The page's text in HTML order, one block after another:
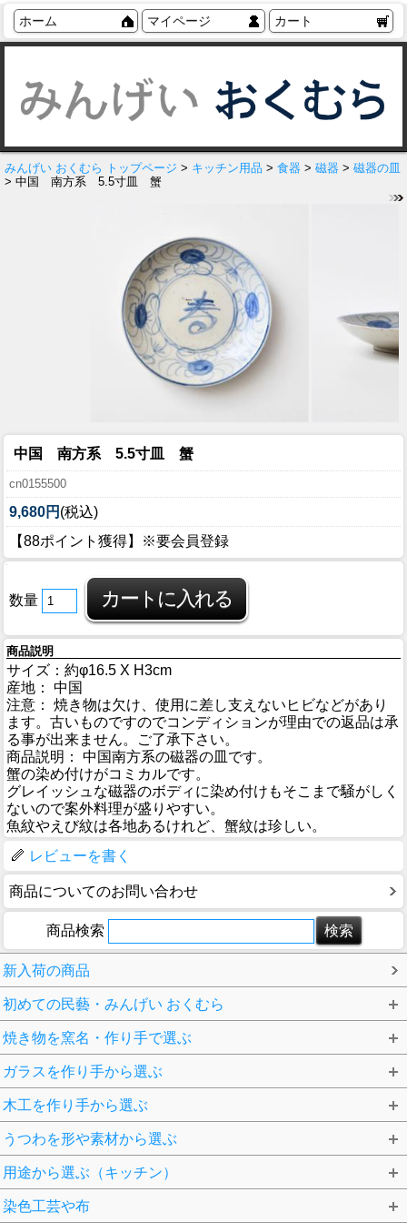
ホーム マイページ カート
みんげい おくむら トップページ > キッチン用品 > 食器 > 磁器 > 磁器の皿
> 中国 南方系 5.5寸皿 蟹
中国 南方系 5.5寸皿 蟹
cn0155500
9,680円 (税込)
【88ポイント獲得】※要会員登録
数量
商品説明
サイズ：約φ16.5 X H3cm
産地： 中国
注意： 焼き物は欠け、使用に差し支えないヒビなどがあり
ます。古いものですのでコンディションが理由での返品は承
る事が出来ません。ご了承下さい。
商品説明： 中国南方系の磁器の皿です。
蟹の染め付けがコミカルです。
グレイッシュな磁器のボディに染め付けもそこまで騒がしく
ないので案外料理が盛りやすい。
魚紋やえび紋は各地あるけれど、蟹紋は珍しい。
レビューを書く
商品についてのお問い合わせ
商品検索
新入荷の商品
初めての民藝・みんげい おくむら
焼き物を窯名・作り手で選ぶ
ガラスを作り手から選ぶ
木工を作り手から選ぶ
うつわを形や素材から選ぶ
用途から選ぶ（キッチン）
染色工芸や布